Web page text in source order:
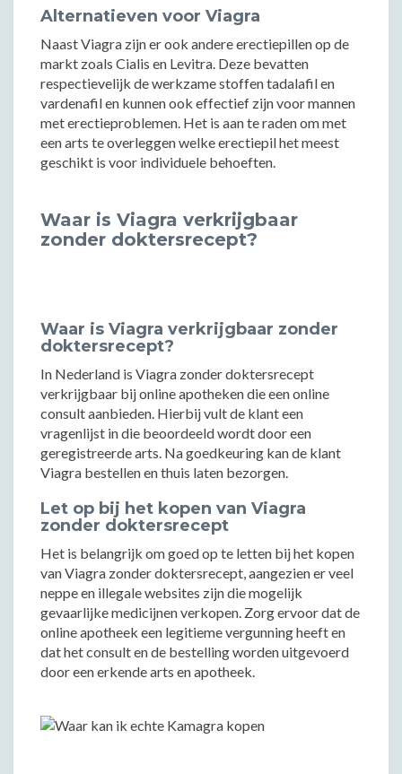
Alternatieven voor Viagra
Naast Viagra zijn er ook andere erectiepillen op de
markt zoals Cialis en Levitra. Deze bevatten
respectievelijk de werkzame stoffen tadalafil en
vardenafil en kunnen ook effectief zijn voor mannen
met erectieproblemen. Het is aan te raden om met
een arts te overleggen welke erectiepil het meest
geschikt is voor individuele behoeften.
Waar is Viagra verkrijgbaar
zonder doktersrecept?
Waar is Viagra verkrijgbaar zonder
doktersrecept?
In Nederland is Viagra zonder doktersrecept
verkrijgbaar bij online apotheken die een online
consult aanbieden. Hierbij vult de klant een
vragenlijst in die beoordeeld wordt door een
geregistreerde arts. Na goedkeuring kan de klant
Viagra bestellen en thuis laten bezorgen.
Let op bij het kopen van Viagra
zonder doktersrecept
Het is belangrijk om goed op te letten bij het kopen
van Viagra zonder doktersrecept, aangezien er veel
neppe en illegale websites zijn die mogelijk
gevaarlijke medicijnen verkopen. Zorg ervoor dat de
online apotheek een legitieme vergunning heeft en
dat het consult en de bestelling worden uitgevoerd
door een erkende arts en apotheek.